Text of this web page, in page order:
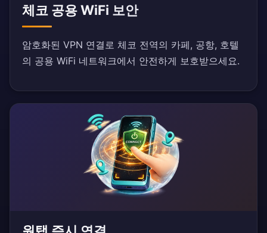
체코 공용 WiFi 보안
암호화된 VPN 연결로 체코 전역의 카페, 공항, 호텔
의 공용 WiFi 네트워크에서 안전하게 보호받으세요.